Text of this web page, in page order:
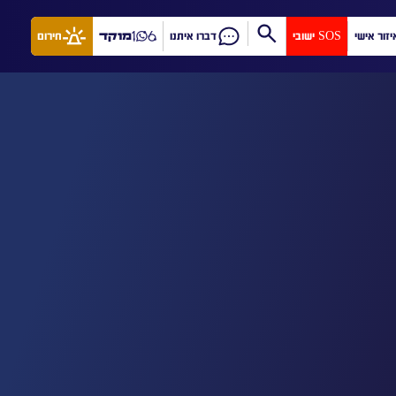
אישי SOS ישובי דברו איתנו מוקד חירום